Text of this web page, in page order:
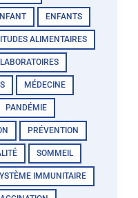
ENFANTS
ALIMENTAIRES
LABORATOIRES
MÉDECINE
PANDÉMIE
PRÉVENTION
SOMMEIL
IMMUNITAIRE